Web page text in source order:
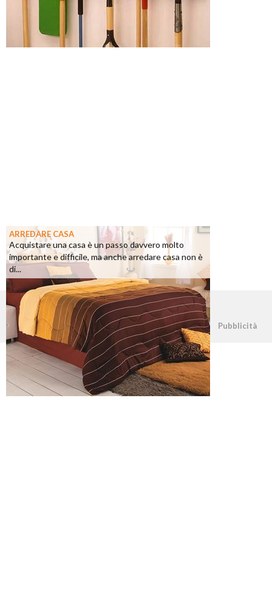
ARREDARE CASA
Acquistare una casa è un passo davvero molto
importante e difficile, ma anche arredare casa non è
di...
©2026 - casapratica.net - p.iva 03338800984 Pubblicità